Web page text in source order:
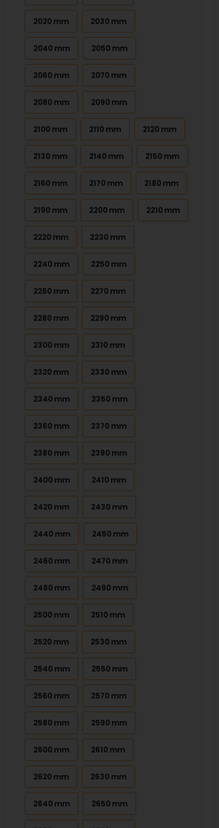
2020 mm 2030 mm
2040 mm 2050 mm
2060 mm 2070 mm
2080 mm 2090 mm
2100 mm 2110 mm 2120 mm
2130 mm 2140 mm 2150 mm
2160 mm 2170 mm 2180 mm
2190 mm 2200 mm 2210 mm
2220 mm 2230 mm
2240 mm 2250 mm
2260 mm 2270 mm
2280 mm 2290 mm
2300 mm 2310 mm
2320 mm 2330 mm
2340 mm 2350 mm
2360 mm 2370 mm
2380 mm 2390 mm
2400 mm 2410 mm
2420 mm 2430 mm
2440 mm 2450 mm
2460 mm 2470 mm
2480 mm 2490 mm
2500 mm 2510 mm
2520 mm 2530 mm
2540 mm 2550 mm
2560 mm 2570 mm
2580 mm 2590 mm
2600 mm 2610 mm
2620 mm 2630 mm
2640 mm 2650 mm